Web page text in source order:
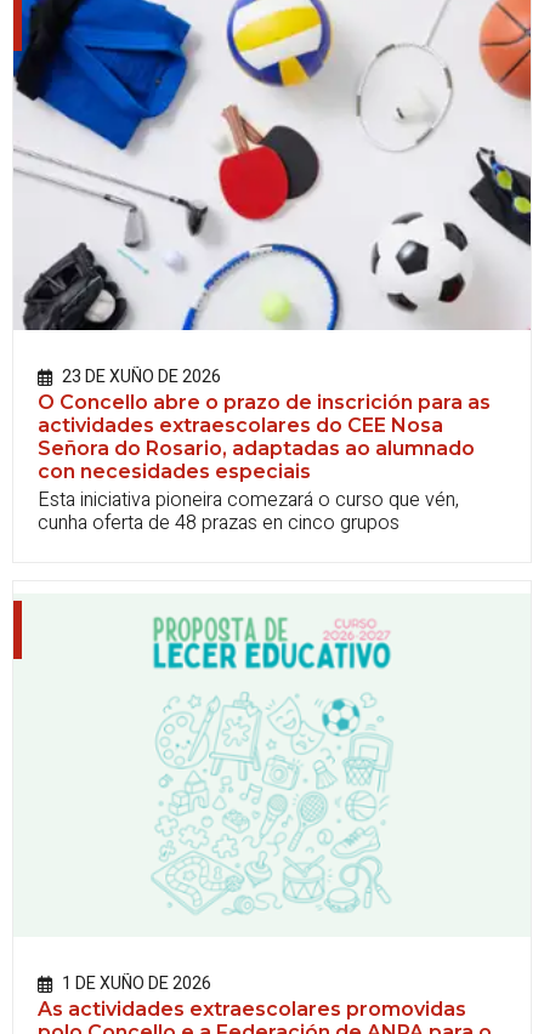
23 DE XUÑO DE 2026
O Concello abre o prazo de inscrición para as
actividades extraescolares do CEE Nosa
Señora do Rosario, adaptadas ao alumnado
con necesidades especiais
Esta iniciativa pioneira comezará o curso que vén,
cunha oferta de 48 prazas en cinco grupos
1 DE XUÑO DE 2026
As actividades extraescolares promovidas